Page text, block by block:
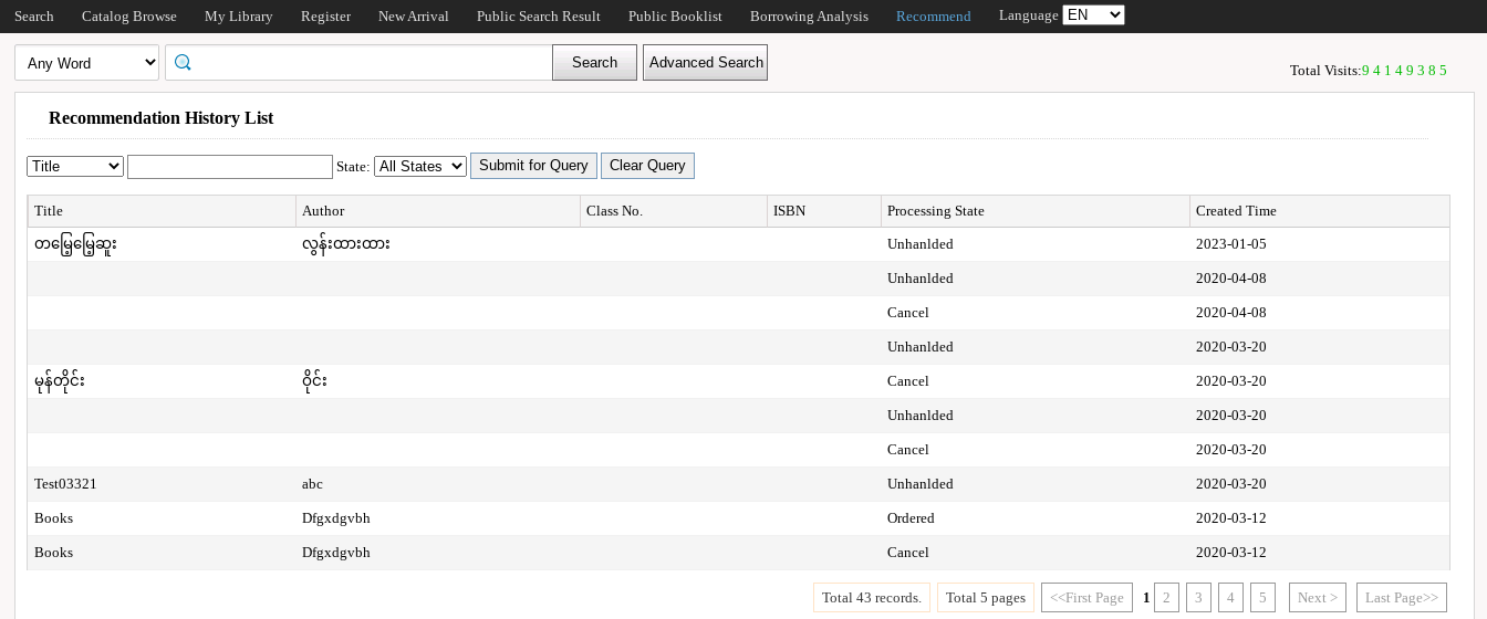
Search Catalog Browse My Library Register New Arrival Public Search Result Public Booklist Borrowing Analysis Recommend Language
Total Visits:94149385
Recommendation History List
State:
Title Author Class No. ISBN Processing State
Created Time
တမြေ့မြေ့ဆူး
လွန်းထားထား Unhanlded 2023-01-05
Unhanlded 2020-04-08
Cancel 2020-04-08
Unhanlded 2020-03-20
မုန်တိုင်း ဝိုင်း Cancel 2020-03-20
Unhanlded 2020-03-20
Cancel 2020-03-20
Test03321 abc Unhanlded 2020-03-20
Books Dfgxdgvbh Ordered 2020-03-12
Books Dfgxdgvbh Cancel 2020-03-12
Total 43 records. Total 5 pages <<First Page 1 2 3 4 5 Next > Last Page>>